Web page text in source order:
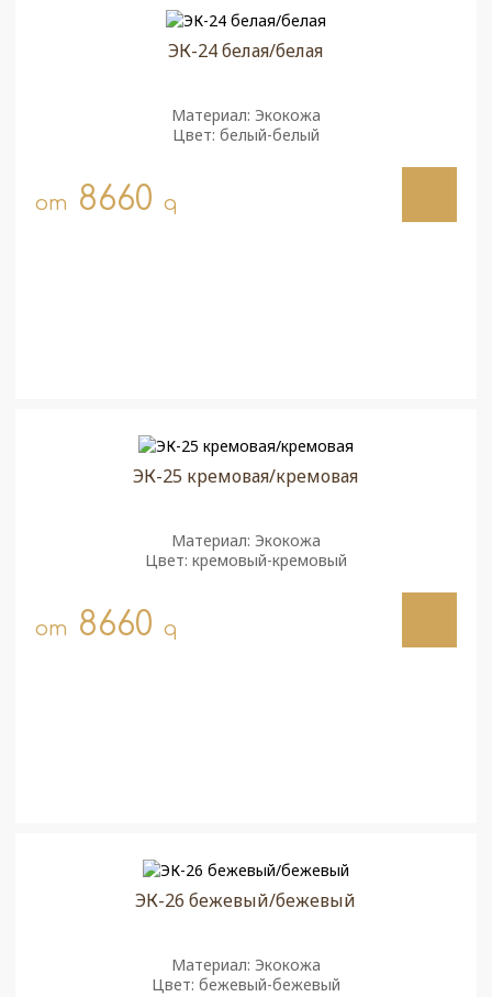
ЭК-24 белая/белая
Материал: Экокожа
Цвет: белый-белый
от 8660 q
ЭК-25 кремовая/кремовая
Материал: Экокожа
Цвет: кремовый-кремовый
от 8660 q
ЭК-26 бежевый/бежевый
Материал: Экокожа
Цвет: бежевый-бежевый